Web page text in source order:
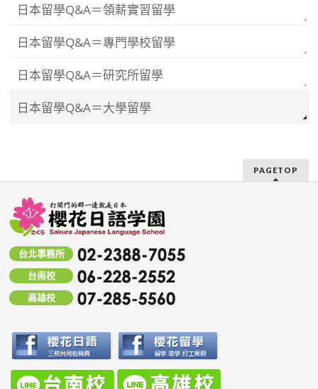
日本留學Q&A＝領薪實習留學
日本留學Q&A＝專門學校留學
日本留學Q&A＝研究所留學
日本留學Q&A＝大學留學
PAGETOP
台北事務所
台南校
高雄校